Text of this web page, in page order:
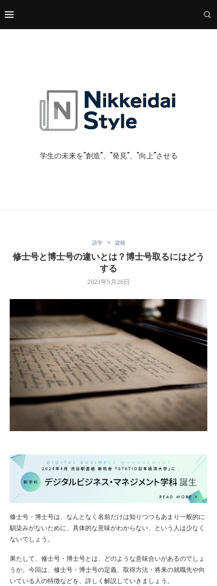
学生の未来を"創造"、"発見"、"向上"させる
語学 資格
修士号と博士号の違いとは？博士号取るにはどう
する
2023年5月26日
修士号・博士号は、なんとなく名前だけは知りつつもあまり一般的に
馴染みがないために、具体的な意味がわからない、という人は少なく
ないでしょう。
果たして、修士号・博士号とは、どのような意味合いがあるのでしょ
うか。今回は、修士号・博士号の定義、取得方法・将来の就職先や向
いている人の特徴などを、詳しく解説していきましょう。